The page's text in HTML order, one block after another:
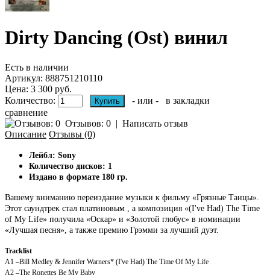
Dirty Dancing (Ost) винил
Есть в наличии
Артикул: 888751210110
Цена: 3 300 руб.
Количество:
- или -
в закладки
сравнение
Отзывов: 0 | Написать отзыв
Описание Отзывы (0)
Лейбл: Sony
Количество дисков: 1
Издано в формате 180 гр.
Вашему вниманию переиздание музыки к фильму «Грязные Танцы».
Этот саундтрек стал платиновым , а композиция «(I've Had) The Time
of My Life» получила «Оскар» и «Золотой глобус» в номинации
«Лучшая песня», а также премию Грэмми за лучший дуэт.
Tracklist
A1 –Bill Medley & Jennifer Warners* (I've Had) The Time Of My Life
A2 –The Ronettes Be My Baby